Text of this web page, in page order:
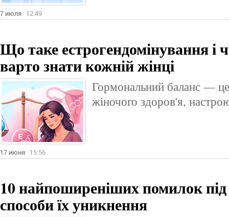
7 июля 12:49
Що таке естрогендомінування і
варто знати кожній жінці
Гормональний баланс —
жіночого здоров'я,
17 июня 15:56
10 найпоширеніших помилок під
способи їх уникнення